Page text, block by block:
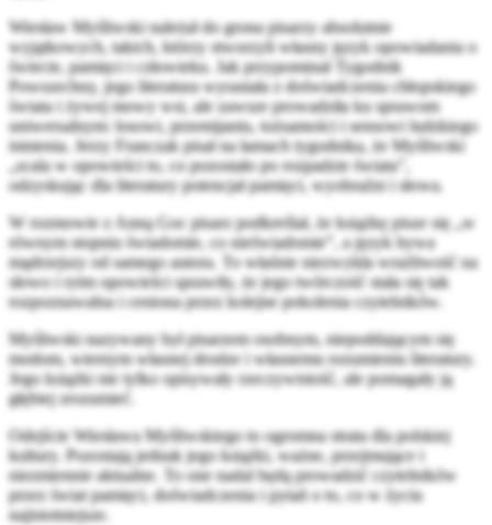
Wiesław Myśliwski należał do grona pisarzy absolutnie
wyjątkowych, takich, którzy stworzyli własny język opowiadania o
świecie, pamięci i człowieku. Jak przypominał Tygodnik
Powszechny, jego literatura wyrastała z doświadczenia chłopskiego
świata i żywej mowy wsi, ale zawsze prowadziła ku sprawom
uniwersalnym: losowi, przemijaniu, tożsamości i sensowi ludzkiego
istnienia. Jerzy Franczak pisał na łamach tygodnika, że Myśliwski
„scala w opowieści to, co pozostało po rozpadzie świata”,
odzyskując dla literatury potencjał pamięci, wyobraźni i słowa.
W rozmowie z Anną Goc pisarz podkreślał, że książkę pisze się „w
równym stopniu świadomie, co nieświadomie”, a język bywa
mądrzejszy od samego autora. To właśnie niezwykła wrażliwość na
słowo i rytm opowieści sprawiły, że jego twórczość stała się tak
rozpoznawalna i ceniona przez kolejne pokolenia czytelników.
Myśliwski nazywany był pisarzem osobnym, niepoddającym się
modom, wiernym własnej drodze i własnemu rozumieniu literatury.
Jego książki nie tylko opisywały rzeczywistość, ale pomagały ją
głębiej zrozumieć.
Odejście Wiesława Myśliwskiego to ogromna strata dla polskiej
kultury. Pozostają jednak jego książki, ważne, przejmujące i
niezmiennie aktualne. To one nadal będą prowadzić czytelników
przez świat pamięci, doświadczenia i pytań o to, co w życiu
najistotniejsze.